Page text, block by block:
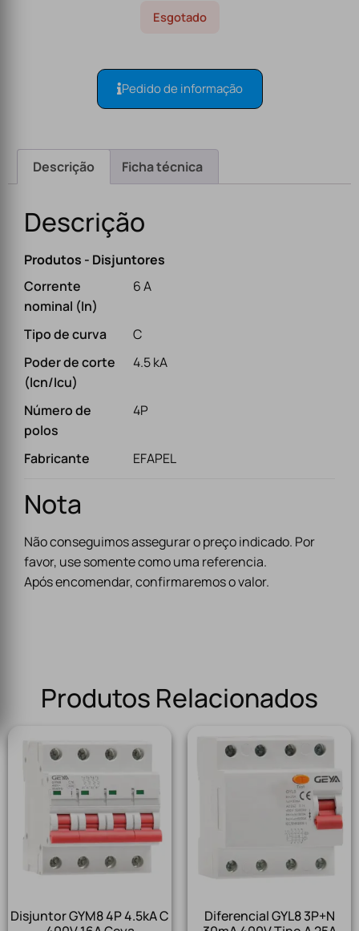
Esgotado
Pedido de informação
Descrição Ficha técnica
Descrição
Produtos - Disjuntores
Corrente
nominal (In)
6 A
Tipo de curva
C
Poder de corte
(Icn/Icu)
4.5 kA
Número de
polos
4P
Fabricante EFAPEL
Nota
Não conseguimos assegurar o preço indicado. Por
favor, use somente como uma referencia.
Após encomendar, confirmaremos o valor.
Produtos Relacionados
Disjuntor GYM8 4P 4.5kA C
Diferencial GYL8 3P+N